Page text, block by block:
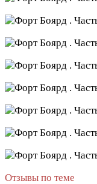
Отзывы по теме